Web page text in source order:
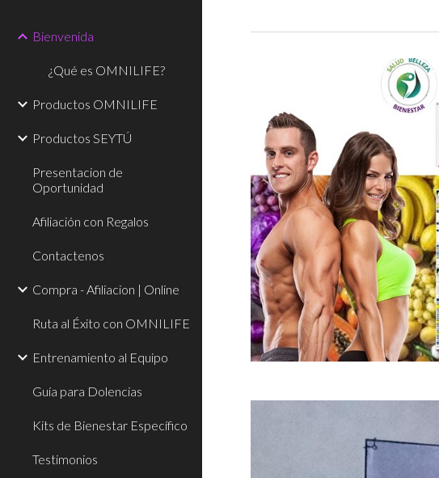
Bienvenida
¿Qué es OMNILIFE?
Productos OMNILIFE
Productos SEYTÚ
Presentacion de
Oportunidad
Afiliación con Regalos
Contactenos
Compra - Afiliacion | Online
Ruta al Éxito con OMNILIFE
Entrenamiento al Equipo
Guía para Dolencias
Kits de Bienestar Específico
Testimonios